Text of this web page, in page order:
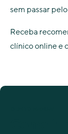
sem passar
Receba
clínico online e